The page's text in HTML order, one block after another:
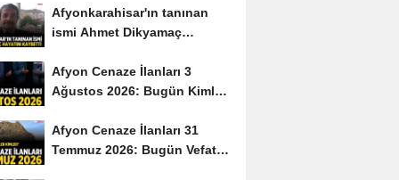
Afyonkarahisar'ın tanınan
ismi Ahmet Dikyamaç
Afyon Cenaze İlanları 3
Ağustos 2026: Bugün Kimler
Afyon Cenaze İlanları 31
Temmuz 2026: Bugün Vefat